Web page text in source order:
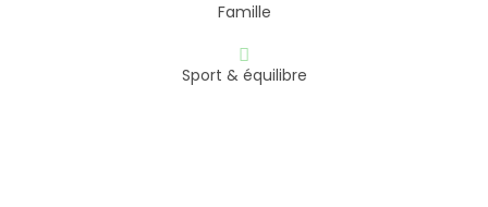
Famille
Sport & équilibre